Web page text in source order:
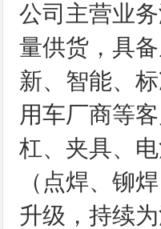
公司主营业
量供货，具
新、智能、
用车厂商等
杠、夹具、
（点焊、铆
升级，持续